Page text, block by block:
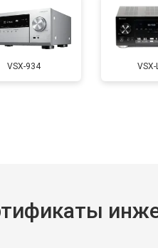
VSX-934